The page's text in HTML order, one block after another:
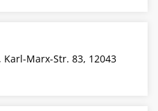
Marx-Str. 83, 12043